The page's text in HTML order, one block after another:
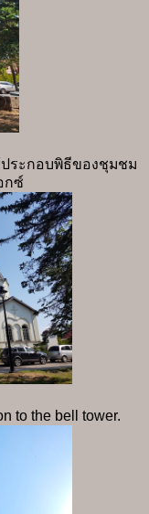
ระกอบพิธีของชุมชม
กซ์
to the bell tower.